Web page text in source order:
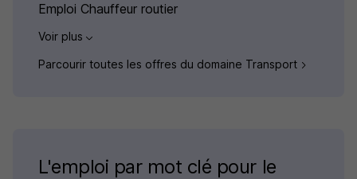
Emploi Chauffeur routier
Voir plus
Parcourir toutes les offres du domaine Transport
L'emploi par mot clé pour le